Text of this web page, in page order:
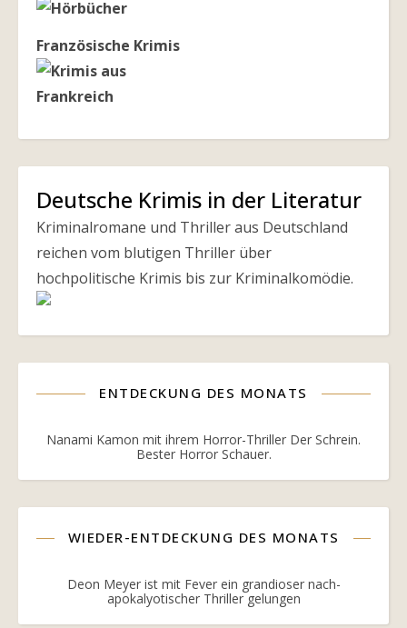
Französische Krimis
Deutsche Krimis in der Literatur
Kriminalromane und Thriller aus Deutschland
reichen vom blutigen Thriller über
hochpolitische Krimis bis zur Kriminalkomödie.
ENTDECKUNG DES MONATS
Nanami Kamon mit ihrem Horror-Thriller Der Schrein.
Bester Horror Schauer.
WIEDER-ENTDECKUNG DES MONATS
Deon Meyer ist mit Fever ein grandioser nach-
apokalyotischer Thriller gelungen